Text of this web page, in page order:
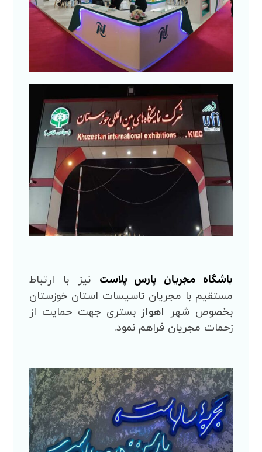
باشگاه مجریان پارس پلاست نیز با ارتباط
مستقیم با مجریان تاسیسات استان خوزستان
بخصوص شهر اهواز بستری جهت حمایت از
زحمات مجریان فراهم نمود.